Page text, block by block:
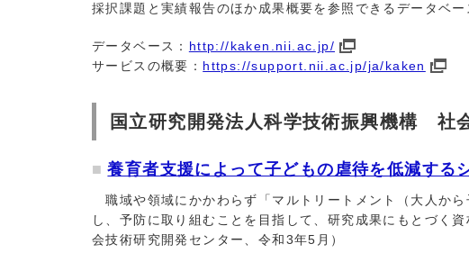
採択課題と実績報告のほか成果概要を参照できるデータベー
データベース： http://kaken.nii.ac.jp/
サービスの概要： https://support.nii.ac.jp/ja/kaken
国立研究開発法人科学技術振興機構 社
養育者支援によって子どもの虐待を低減する
職域や領域にかかわらず「マルトリートメント（大人か
し、予防に取り組むことを目指して、研究成果にもとづく
会技術研究開発センター、令和3年5月）